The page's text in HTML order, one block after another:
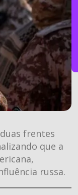
frentes
que a
russa.